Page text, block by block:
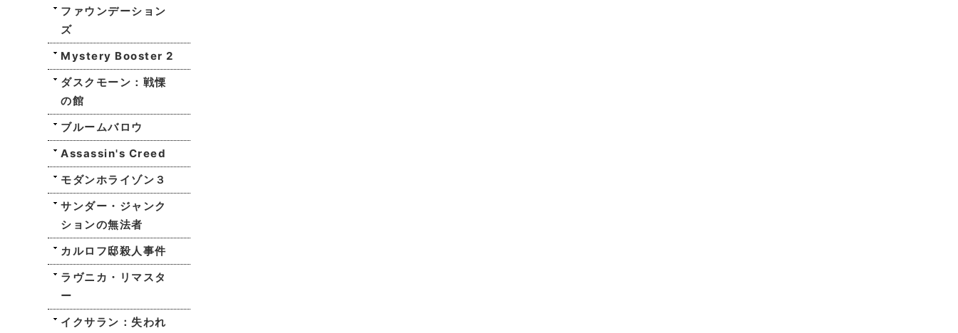
ファウンデーション
ズ
Mystery Booster 2
ダスクモーン：戦慄
の館
ブルームバロウ
Assassin's Creed
モダンホライゾン３
サンダー・ジャンク
ションの無法者
カルロフ邸殺人事件
ラヴニカ・リマスタ
ー
イクサラン：失われ